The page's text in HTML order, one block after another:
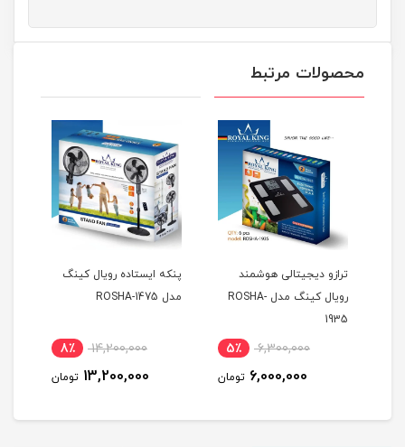
محصولات مرتبط
ترازو دیجیتالی هوشمند
رویال کینگ مدل ROSHA-
1935
6,300,000 5٪
6,000,000 تومان
پنکه ایستاده رویال کینگ
مدل ROSHA-1475
14,200,000 8٪
13,200,000 تومان